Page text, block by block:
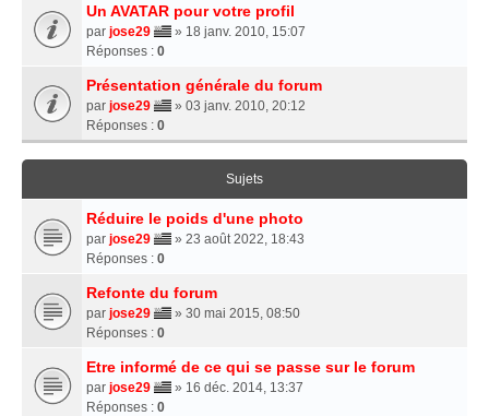
Un AVATAR pour votre profil
par jose29
» 18 janv. 2010, 15:07
Réponses : 0
Présentation générale du forum
par jose29
» 03 janv. 2010, 20:12
Réponses : 0
Sujets
Réduire le poids d'une photo
par jose29
» 23 août 2022, 18:43
Réponses : 0
Refonte du forum
par jose29
» 30 mai 2015, 08:50
Réponses : 0
Etre informé de ce qui se passe sur le forum
par jose29
» 16 déc. 2014, 13:37
Réponses : 0